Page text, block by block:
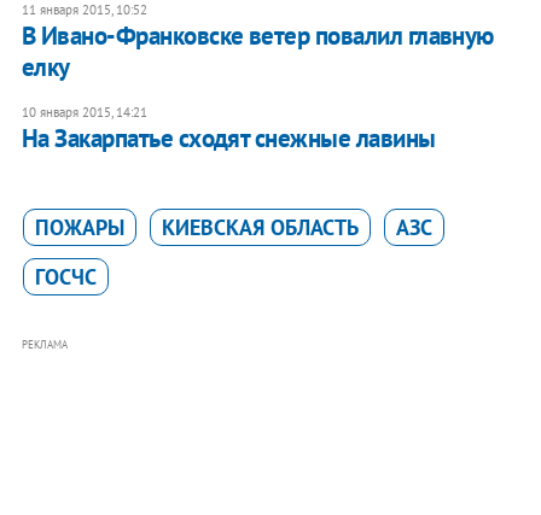
11 января 2015, 10:52
В Ивано-Франковске ветер повалил главную
елку
10 января 2015, 14:21
На Закарпатье сходят снежные лавины
ПОЖАРЫ КИЕВСКАЯ ОБЛАСТЬ
АЗС
ГОСЧС
РЕКЛАМА